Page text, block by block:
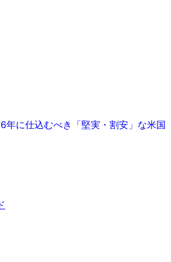
年に仕込むべき「堅実・割安」な米国